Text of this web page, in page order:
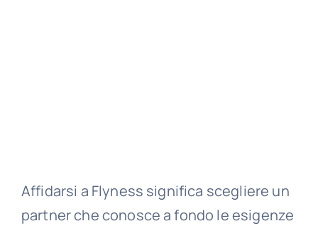
Affidarsi a Flyness significa scegliere un
partner che conosce a fondo le esigenze